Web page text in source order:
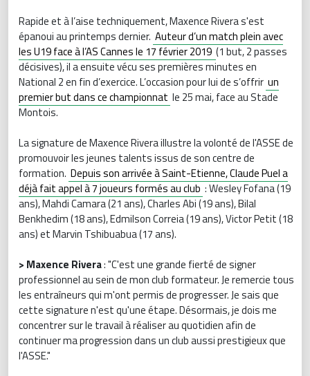
Rapide et à l’aise techniquement, Maxence Rivera s'est
épanoui au printemps dernier. Auteur d’un match plein avec
les U19 face à l’AS Cannes le 17 février 2019 (1 but, 2 passes
décisives), il a ensuite vécu ses premières minutes en
National 2 en fin d’exercice. L’occasion pour lui de s’offrir un
premier but dans ce championnat le 25 mai, face au Stade
Montois.
La signature de Maxence Rivera illustre la volonté de l'ASSE de
promouvoir les jeunes talents issus de son centre de
formation. Depuis son arrivée à Saint-Etienne, Claude Puel a
déjà fait appel à 7 joueurs formés au club : Wesley Fofana (19
ans), Mahdi Camara (21 ans), Charles Abi (19 ans), Bilal
Benkhedim (18 ans), Edmilson Correia (19 ans), Victor Petit (18
ans) et Marvin Tshibuabua (17 ans).
> Maxence Rivera: "C'est une grande fierté de signer
professionnel au sein de mon club formateur. Je remercie tous
les entraîneurs qui m'ont permis de progresser. Je sais que
cette signature n'est qu'une étape. Désormais, je dois me
concentrer sur le travail à réaliser au quotidien afin de
continuer ma progression dans un club aussi prestigieux que
l'ASSE."